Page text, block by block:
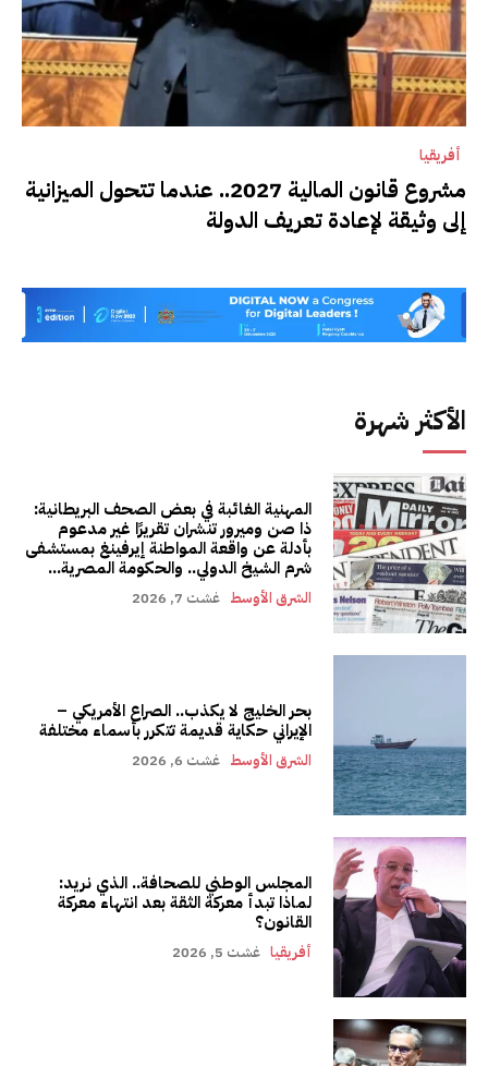
أفريقيا
مشروع قانون المالية 2027.. عندما تتحول الميزانية
إلى وثيقة لإعادة تعريف الدولة
الأكثر شهرة
المهنية الغائبة في بعض الصحف البريطانية:
ذا صن وميرور تنشران تقريرًا غير مدعوم
بأدلة عن واقعة المواطنة إيرفينغ بمستشفى
شرم الشيخ الدولي.. والحكومة المصرية...
الشرق الأوسط غشت 7, 2026
بحر الخليج لا يكذب.. الصراع الأمريكي –
الإيراني حكاية قديمة تتكرر بأسماء مختلفة
الشرق الأوسط غشت 6, 2026
المجلس الوطني للصحافة.. الذي نريد:
لماذا تبدأ معركة الثقة بعد انتهاء معركة
القانون؟
أفريقيا غشت 5, 2026